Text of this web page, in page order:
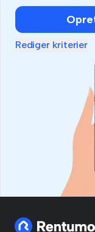
Rediger kriterier